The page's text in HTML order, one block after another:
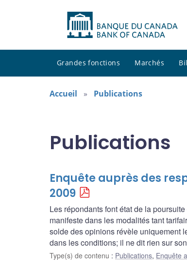
Grandes fonctions Marchés
Accueil Publications
Publications
Enquête auprès des
2009
Les répondants font état de la
manifeste dans les modalités tant
solde des opinions révèle uniquement
dans les conditions; il ne dit rien sur
Type(s) de contenu : Publications, Enquête